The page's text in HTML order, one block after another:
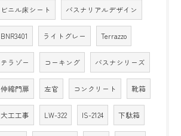
ビニル床シート バスナリアルデザイン
BNR3401 ライトグレー Terrazzo
テラゾー コーキング バスナシリーズ
伸縮門扉 左官 コンクリート 靴箱
大工工事 LW-322 IS-2124 下駄箱